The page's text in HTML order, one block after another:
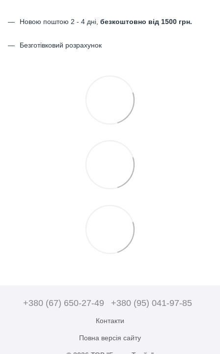
Новою поштою 2 - 4 дні, безкоштовно від 1500 грн.
Безготівковий розрахунок
+380 (67) 650-27-49 +380 (95) 041-97-85
Контакти
Повна версія сайту